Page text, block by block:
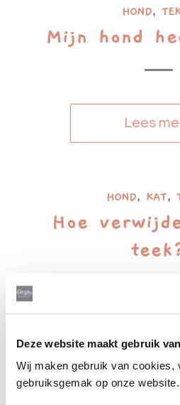
Deze website maakt gebruik
Wij maken gebruik van cookies,
gebruiksgemak op onze website.
HOND,
Mijn hond
Lees
HOND, KAT,
Hoe
Lees